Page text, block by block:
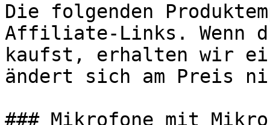
Die folgenden
Affiliate-Links. Wenn
kaufst, erhalten wir
ändert sich am Preis
### Mikrofone mit